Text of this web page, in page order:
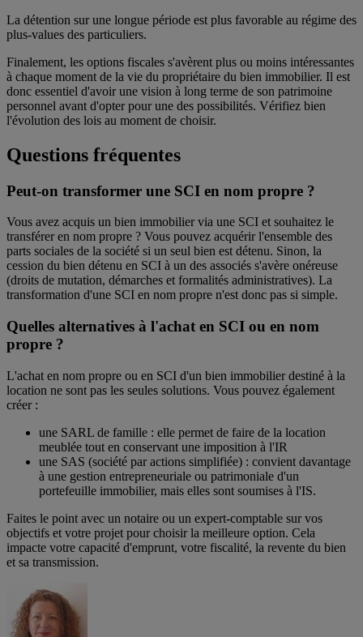
La détention sur une longue période est plus favorable au régime des
plus-values des particuliers.
Finalement, les options fiscales s'avèrent plus ou moins intéressantes
à chaque moment de la vie du propriétaire du bien immobilier. Il est
donc essentiel d'avoir une vision à long terme de son patrimoine
personnel avant d'opter pour une des possibilités. Vérifiez bien
l'évolution des lois au moment de choisir.
Questions fréquentes
Peut-on transformer une SCI en nom propre ?
Vous avez acquis un bien immobilier via une SCI et souhaitez le
transférer en nom propre ? Vous pouvez acquérir l'ensemble des
parts sociales de la société si un seul bien est détenu. Sinon, la
cession du bien détenu en SCI à un des associés s'avère onéreuse
(droits de mutation, démarches et formalités administratives). La
transformation d'une SCI en nom propre n'est donc pas si simple.
Quelles alternatives à l'achat en SCI ou en nom
propre ?
L'achat en nom propre ou en SCI d'un bien immobilier destiné à la
location ne sont pas les seules solutions. Vous pouvez également
créer :
une SARL de famille : elle permet de faire de la location
meublée tout en conservant une imposition à l'IR
une SAS (société par actions simplifiée) : convient davantage
à une gestion entrepreneuriale ou patrimoniale d'un
portefeuille immobilier, mais elles sont soumises à l'IS.
Faites le point avec un notaire ou un expert-comptable sur vos
objectifs et votre projet pour choisir la meilleure option. Cela
impacte votre capacité d'emprunt, votre fiscalité, la revente du bien
et sa transmission.